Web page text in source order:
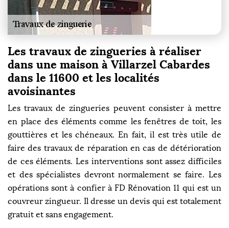
Les travaux de zingueries à réaliser
dans une maison à Villarzel Cabardes
dans le 11600 et les localités
avoisinantes
Les travaux de zingueries peuvent consister à mettre
en place des éléments comme les fenêtres de toit, les
gouttières et les chéneaux. En fait, il est très utile de
faire des travaux de réparation en cas de détérioration
de ces éléments. Les interventions sont assez difficiles
et des spécialistes devront normalement se faire. Les
opérations sont à confier à FD Rénovation 11 qui est un
couvreur zingueur. Il dresse un devis qui est totalement
gratuit et sans engagement.